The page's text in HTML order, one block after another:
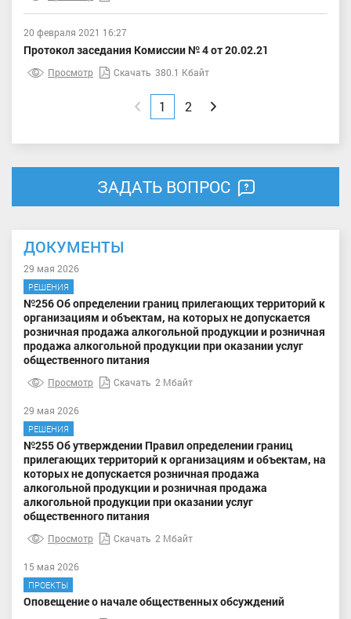
20 февраля 2021 16:27
Протокол заседания Комиссии № 4 от 20.02.21
Просмотр Скачать 380.1 Кбайт
1 2 Вперед
ЗАДАТЬ ВОПРОС
ДОКУМЕНТЫ
29 мая 2026
РЕШЕНИЯ
№256 Об определении границ прилегающих территорий к
организациям и объектам, на которых не допускается
розничная продажа алкогольной продукции и розничная
продажа алкогольной продукции при оказании услуг
общественного питания
Просмотр Скачать 2 Мбайт
29 мая 2026
РЕШЕНИЯ
№255 Об утверждении Правил определении границ
прилегающих территорий к организациям и объектам, на
которых не допускается розничная продажа
алкогольной продукции и розничная продажа
алкогольной продукции при оказании услуг
общественного питания
Просмотр Скачать 2 Мбайт
15 мая 2026
ПРОЕКТЫ
Оповещение о начале общественных обсуждений